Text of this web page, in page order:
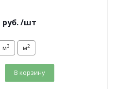
руб./шт
м3 м2
В корзину